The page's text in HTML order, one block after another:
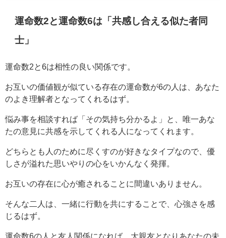
運命数2と運命数6は「共感し合える似た者同
士」
運命数2と6は相性の良い関係です。
お互いの価値観が似ている存在の運命数が6の人は、あなた
のよき理解者となってくれるはず。
悩み事を相談すれば「その気持ち分かるよ」と、唯一あな
たの意見に共感を示してくれる人になってくれます。
どちらとも人のために尽くすのが好きなタイプなので、優
しさが溢れた思いやりの心をいかんなく発揮。
お互いの存在に心が癒されることに間違いありません。
そんな二人は、一緒に行動を共にすることで、心強さを感
じるはず。
運命数6の人と友人関係になれば、大親友となりあなたの未